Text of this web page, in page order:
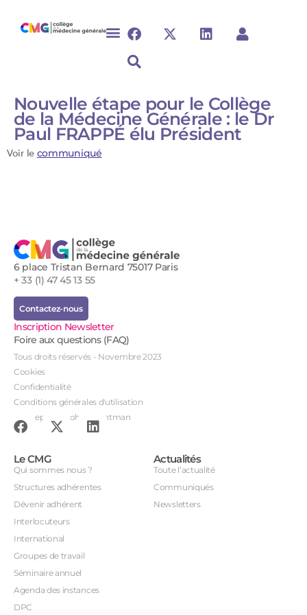
Nouvelle étape pour le Collège
de la Médecine Générale : le Dr
Paul FRAPPÉ élu Président
Voir le communiqué
6 place Tristan Bernard 75017 Paris
+ 33 (1) 47 45 13 55
Contactez-nous
Inscription Newsletter
Foire aux questions (FAQ)
Tous droits réservés - Novembre 2023
Cookies
Confidentialité
Conditions générales d'utilisation
Conception : John Brightman
Le CMG
Qui sommes nous ?
Structures adhérentes
Dévenir adhérent
Interlocuteurs
International
Groupes de travail
Séminaire annuel
Agenda des instances
DPC
Actualités
Toute l’actualité
Communiqués
Newsletters